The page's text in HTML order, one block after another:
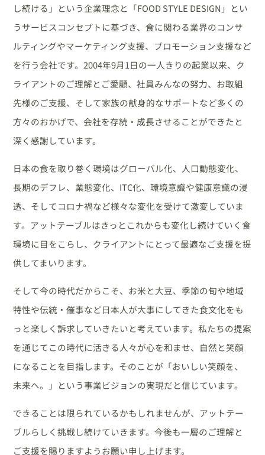
し続ける」という企業理念と「FOOD STYLE DESIGN」とい
うサービスコンセプトに基づき、食に関わる業界のコンサ
ルティングやマーケティング支援、プロモーション支援など
を行う会社です。2004年9月1日の一人きりの起業以来、ク
ライアントのご理解とご愛顧、社員みんなの努力、お取組
先様のご支援、そして家族の献身的なサポートなど多くの
方々のおかげで、会社を存続・成長させることができたと
深く感謝しています。
日本の食を取り巻く環境はグローバル化、人口動態変化、
長期のデフレ、業態変化、ITC化、環境意識や健康意識の浸
透、そしてコロナ禍など様々な変化を受けて激変していま
す。アットテーブルはきっとこれからも変化し続けていく食
環境に目をこらし、クライアントにとって最適なご支援を提
供してまいります。
そして今の時代だからこそ、お米と大豆、季節の旬や地域
特性や伝統・催事など日本人が大事にしてきた食文化をも
っと楽しく訴求していきたいと考えています。私たちの提案
を通じてこの時代に活きる人々が心を和ませ、自然と笑顔
になることを目指します。そのことが「おいしい笑顔を、
未来へ。」という事業ビジョンの実現だと信じています。
できることは限られているかもしれませんが、アットテー
ブルらしく挑戦し続けていきます。今後も一層のご理解と
ご支援を賜りますようお願い申し上げます。